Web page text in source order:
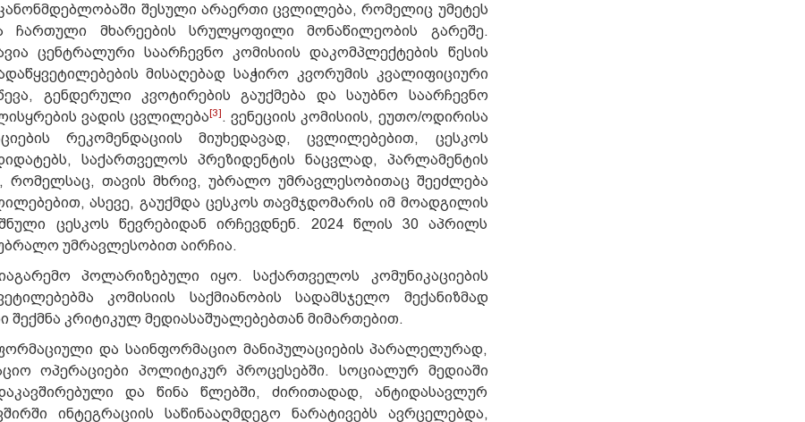
შესული არაერთი ცვლილება, რომელიც უმეტეს
ჩართული მხარეების სრულყოფილი მონაწილეობის გარეშე.
ცენტრალური საარჩევნო კომისიის დაკომპლექტების წესის
მისაღებად საჭირო კვორუმის კვალიფიციური
გენდერული კვოტირების გაუქმება და საუბნო საარჩევნო
ვადის ცვლილება[3] . ვენეციის კომისიის, ეუთო/ოდირისა
რეკომენდაციის მიუხედავად, ცვლილებებით, ცესკოს
საქართველოს პრეზიდენტის ნაცვლად, პარლამენტის
რომელსაც, თავის მხრივ, უბრალო უმრავლესობითაც შეეძლება
ასევე, გაუქმდა ცესკოს თავმჯდომარის იმ მოადგილის
ცესკოს წევრებიდან ირჩევდნენ. 2024 წლის 30 აპრილს
უმრავლესობით აირჩია.
პოლარიზებული იყო. საქართველოს კომუნიკაციების
კომისიის საქმიანობის სადამსჯელო მექანიზმად
შექმნა კრიტიკულ მედიასაშუალებებთან მიმართებით.
და საინფორმაციო მანიპულაციების პარალელურად,
ოპერაციები პოლიტიკურ პროცესებში. სოციალურ მედიაში
და წინა წლებში, ძირითადად, ანტიდასავლურ
ინტეგრაციის საწინააღმდეგო ნარატივებს ავრცელებდა,